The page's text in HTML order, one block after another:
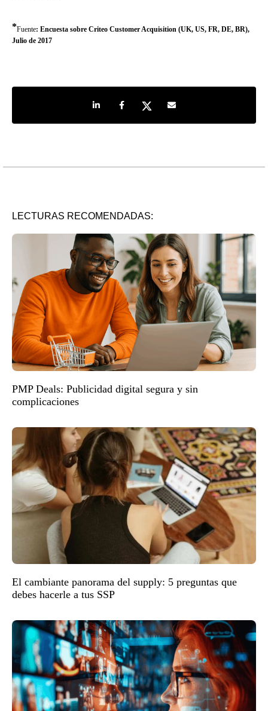
*Fuente: Encuesta sobre Criteo Customer Acquisition (UK, US, FR, DE, BR),
Julio de 2017
Share on LinkedIn
Share on Facebook
Share on TwitterShare by e-mail
LECTURAS RECOMENDADAS:
PMP Deals: Publicidad digital segura y sin
complicaciones
El cambiante panorama del supply: 5 preguntas que
debes hacerle a tus SSP